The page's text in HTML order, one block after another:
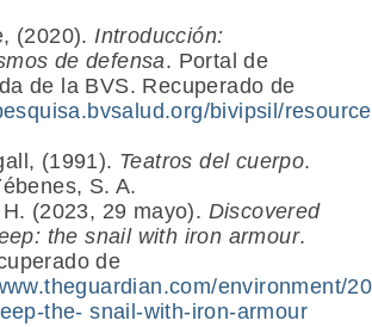
(2020).Introducción:
de defensa. Portal de
de la BVS. Recuperado de
bivipsil/
(1991). Teatros del cuerpo.
S. A.
(2023, 29 mayo). Discovered
the snail with iron armour.
de
environment/
the- snail-with-iron-armour